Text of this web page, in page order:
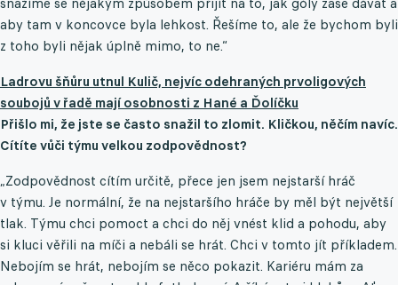
aby tam v koncovce byla lehkost. Řešíme to, ale že bychom byli
z toho byli nějak úplně mimo, to ne.“
Ladrovu šňůru utnul Kulič, nejvíc odehraných prvoligových
soubojů v řadě mají osobnosti z Hané a Ďolíčku
Přišlo mi, že jste se často snažil to zlomit. Kličkou, něčím navíc.
Cítíte vůči týmu velkou zodpovědnost?
„Zodpovědnost cítím určitě, přece jen jsem nejstarší hráč
v týmu. Je normální, že na nejstaršího hráče by měl být největší
tlak. Týmu chci pomoct a chci do něj vnést klid a pohodu, aby
si kluci věřili na míči a nebáli se hrát. Chci v tomto jít příkladem.
Nebojím se hrát, nebojím se něco pokazit. Kariéru mám za